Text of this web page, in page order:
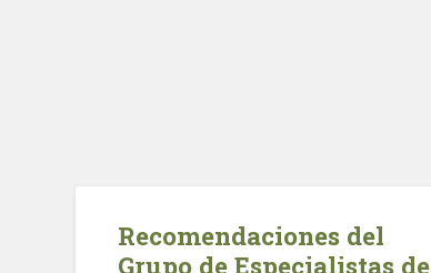
Recomendaciones del
Grupo de Especialistas de